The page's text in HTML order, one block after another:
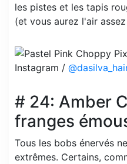
les pistes et les tapis
(et vous aurez l'air
Instagram /
# 24: Amber
franges
Tous les bobs énervés
extrêmes. Certains,